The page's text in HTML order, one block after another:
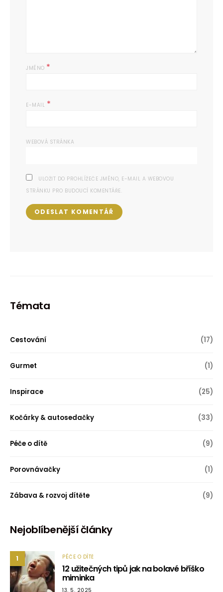
JMÉNO *
E-MAIL *
WEBOVÁ STRÁNKA
ULOŽIT DO PROHLÍŽEČE JMÉNO, E-MAIL A WEBOVOU
STRÁNKU PRO BUDOUCÍ KOMENTÁŘE.
Témata
Cestování (17)
Gurmet (1)
Inspirace (25)
Kočárky & autosedačky (33)
Péče o dítě (9)
Porovnávačky (1)
Zábava & rozvoj dítěte (9)
Nejoblíbenější články
1 PÉČE O DÍTĚ
12 užitečných tipů jak na bolavé bříško
miminka
13. 5. 2025